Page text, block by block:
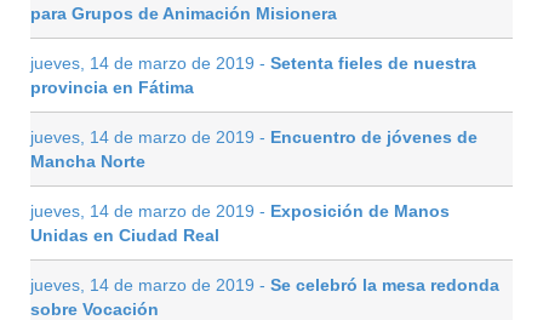
para Grupos de Animación Misionera
jueves, 14 de marzo de 2019 - Setenta fieles de nuestra
provincia en Fátima
jueves, 14 de marzo de 2019 - Encuentro de jóvenes de
Mancha Norte
jueves, 14 de marzo de 2019 - Exposición de Manos
Unidas en Ciudad Real
jueves, 14 de marzo de 2019 - Se celebró la mesa redonda
sobre Vocación